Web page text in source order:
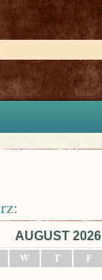
AUGUST 2026
W T F